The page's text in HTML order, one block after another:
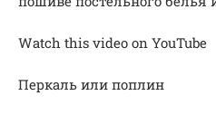
Watch this video on YouTube
Перкаль или поплин